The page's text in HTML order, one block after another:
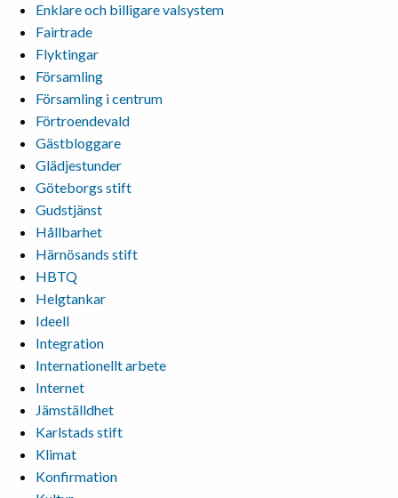
Enklare och billigare valsystem
Fairtrade
Flyktingar
Församling
Församling i centrum
Förtroendevald
Gästbloggare
Glädjestunder
Göteborgs stift
Gudstjänst
Hållbarhet
Härnösands stift
HBTQ
Helgtankar
Ideell
Integration
Internationellt arbete
Internet
Jämställdhet
Karlstads stift
Klimat
Konfirmation